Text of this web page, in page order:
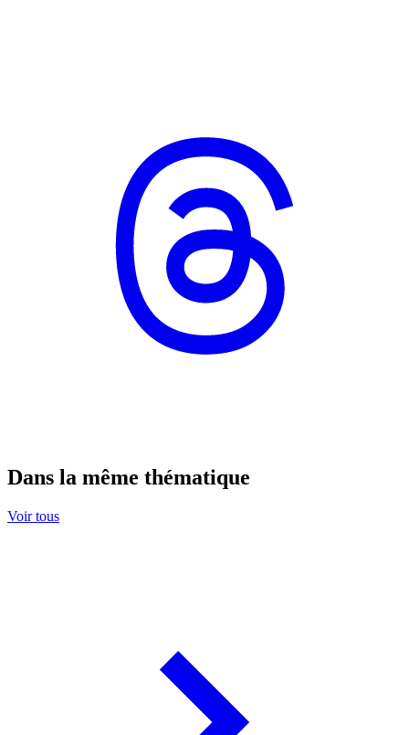
Dans la même thématique
Voir tous